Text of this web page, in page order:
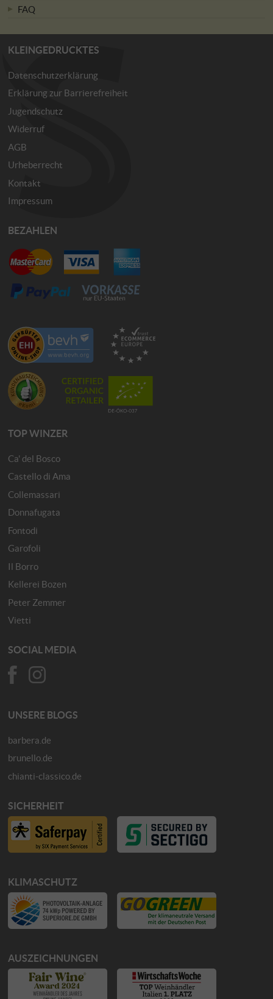
FAQ
KLEINGEDRUCKTES
Datenschutzerklärung
Erklärung zur Barrierefreiheit
Jugendschutz
Widerruf
AGB
Urheberrecht
Kontakt
Impressum
BEZAHLEN
TOP WINZER
Ca' del Bosco
Castello di Ama
Collemassari
Donnafugata
Fontodi
Garofoli
Il Borro
Kellerei Bozen
Peter Zemmer
Vietti
SOCIAL MEDIA
UNSERE BLOGS
barbera.de
brunello.de
chianti-classico.de
SICHERHEIT
KLIMASCHUTZ
AUSZEICHNUNGEN